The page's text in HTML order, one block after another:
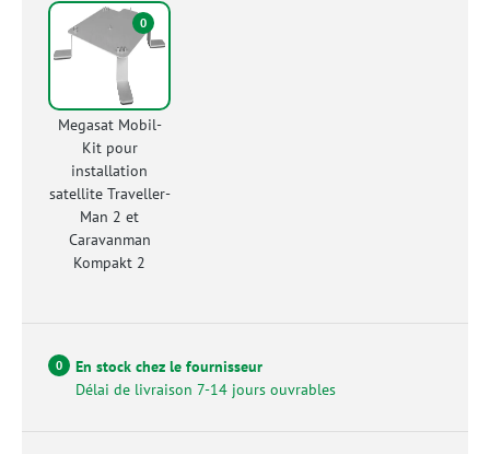
0
Megasat Mobil-
Kit pour
installation
satellite Traveller-
Man 2 et
Caravanman
Kompakt 2
0
En stock chez le fournisseur
Délai de livraison 7-14 jours ouvrables